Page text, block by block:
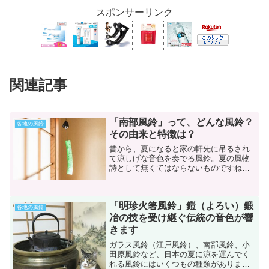
スポンサーリンク
関連記事
各地の風鈴
「南部風鈴」って、どんな風鈴？
その由来と特徴は？
昔から、夏になると家の軒先に吊るされ
て涼しげな音色を奏でる風鈴。夏の風物
詩として無くてはならないものですね。
スの製法が一般に広まった...
各地の風鈴
「明珍火箸風鈴」鎧（よろい）鍛
冶の技を受け継ぐ伝統の音色が響
きます
ガラス風鈴（江戸風鈴）、南部風鈴、小
田原風鈴など、日本の夏に涼を運んでく
れる風鈴にはいくつもの種類がありま